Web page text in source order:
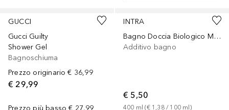
GUCCI
Gucci Guilty
Shower Gel
Bagnoschiuma
Prezzo originario € 36,99
€ 29,99
Prezzo più basso € 27,99
INTRA
Bagno Doccia Biologico Melograno & Goji Sensual
Additivo bagno
€ 5,50
400 ml (€ 1,38 / 100 ml)